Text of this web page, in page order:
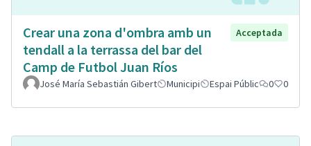
Crear una zona d'ombra amb un
tendall a la terrassa del bar del
Camp de Futbol Juan Ríos
Acceptada
José María Sebastián Gibert Municipi Espai Públic 0 0